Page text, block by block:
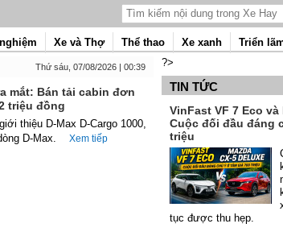
Xe và Thợ Thể thao Xe xanh Triển
Thứ sáu, 07/08/2026 | 00:39
mắt: Bán tải cabin đơn
triệu đồng
thiệu D-Max D-Cargo 1000,
D-Max. Xem tiếp
?>
TIN TỨC
VinFast VF 7 Eco và
Cuộc đối đầu đáng
triệu
tục được thu hẹp.